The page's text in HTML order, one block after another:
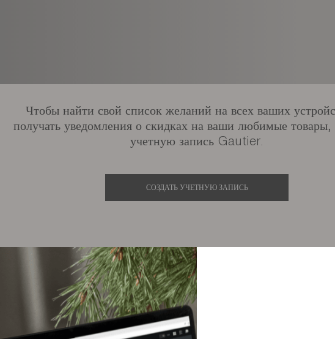
Чтобы найти свой список желаний на всех ваших
получать уведомления о скидках на ваши любимые товары,
учетную запись Gautier.
СОЗДАТЬ УЧЕТНУЮ ЗАПИСЬ
изделие в свой